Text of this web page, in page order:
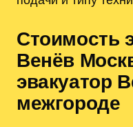
Стоимость
Венёв
эвакуатор
межгороде